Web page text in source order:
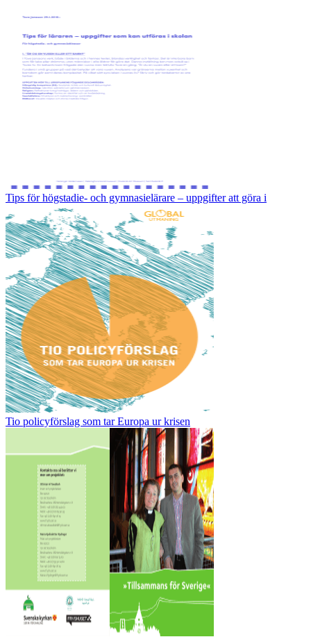
Tips för högstadie- och gymnasielärare – uppgifter att göra i
Tio policyförslag som tar Europa ur krisen